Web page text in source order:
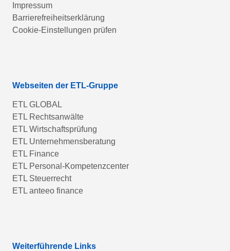
Impressum
Barrierefreiheitserklärung
Cookie-Einstellungen prüfen
Webseiten der ETL-Gruppe
ETL GLOBAL
ETL Rechtsanwälte
ETL Wirtschaftsprüfung
ETL Unternehmensberatung
ETL Finance
ETL Personal-Kompetenzcenter
ETL Steuerrecht
ETL anteeo finance
Weiterführende Links